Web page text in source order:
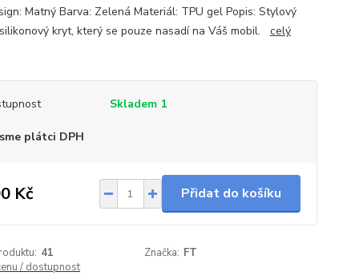
Matný Barva: Zelená Materiál: TPU gel Popis: Stylový
kryt, který se pouze nasadí na Váš mobil. celý
Skladem 1
plátci DPH
Kč Přidat do košíku
41 Značka: FT
/ dostupnost